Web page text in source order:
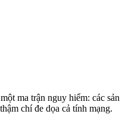
ma trận nguy hiểm: các
chí đe dọa cả tính mạng.